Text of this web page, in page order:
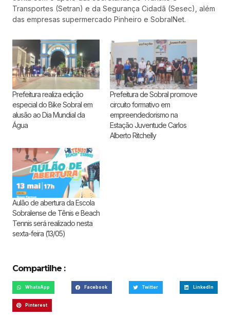
Transportes (Setran) e da Segurança Cidadã (Sesec), além
das empresas supermercado Pinheiro e SobralNet.
Prefeitura realiza edição
especial do Bike Sobral em
alusão ao Dia Mundial da
Água
Prefeitura de Sobral promove
circuito formativo em
empreendedorismo na
Estação Juventude Carlos
Alberto Ritchelly
Aulão de abertura da Escola
Sobralense de Tênis e Beach
Tennis será realizado nesta
sexta-feira (13/05)
Compartilhe :
WhatsApp Facebook Twitter LinkedIn
Pinterest